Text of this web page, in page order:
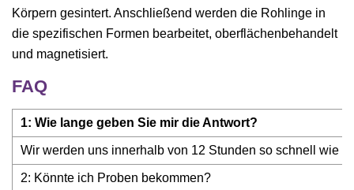
Körpern gesintert. Anschließend werden die Rohlinge in
die spezifischen Formen bearbeitet, oberflächenbehandelt
und magnetisiert.
FAQ
1: Wie lange geben Sie mir die Antwort?
Wir werden uns innerhalb von 12 Stunden so schnell wie
2: Könnte ich Proben bekommen?